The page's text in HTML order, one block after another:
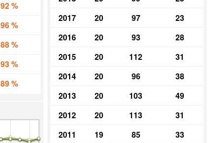
2017
20 97
23
2016
20 93
28
2015
20 112
31
2014
20 96
38
2013
20 103
49
2012
20 113
31
2011
19 85
33
92 %
96 %
88 %
93 %
89 %